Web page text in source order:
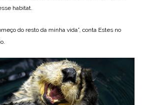
habitat.
do resto da minha vida”, conta Estes no